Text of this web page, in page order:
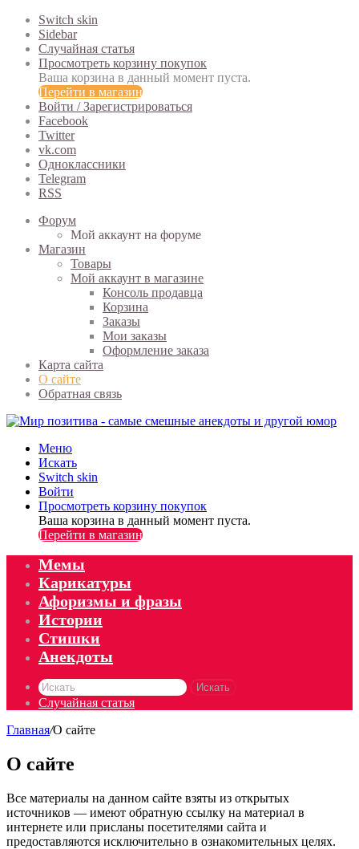
Switch skin
Sidebar
Случайная статья
Просмотреть корзину покупок
Ваша корзина в данный момент пуста.
Перейти в магазин
Войти / Зарегистрироваться
Facebook
Twitter
vk.com
Одноклассники
Telegram
RSS
Форум
Мой аккаунт на форуме
Магазин
Товары
Мой аккаунт в магазине
Консоль продавца
Корзина
Заказы
Мои заказы
Оформление заказа
Карта сайта
О сайте
Обратная связь
Меню
Искать
Switch skin
Войти
Просмотреть корзину покупок
Ваша корзина в данный момент пуста.
Перейти в магазин
Мемы
Карикатуры
Афоризмы и фразы
Истории
Стишки
Анекдоты
Искать
Случайная статья
Главная/О сайте
О сайте
Все материалы на данном сайте взяты из открытых
источников — имеют обратную ссылку на материал в
интернете или присланы посетителями сайта и
предоставляются исключительно в ознакомительных целях.